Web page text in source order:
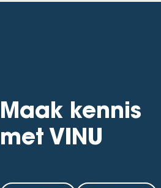
Maak kennis
met VINU